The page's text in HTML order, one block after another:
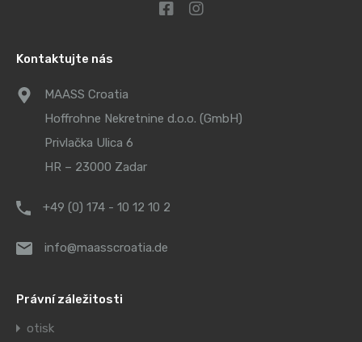
Kontaktujte nás
MAASS Croatia
Hoffrohne Nekretnine d.o.o. (GmbH)
Privlačka Ulica 6
HR – 23000 Zadar
+49 (0) 174 - 10 12 10 2
info@maasscroatia.de
Právní záležitosti
otisk